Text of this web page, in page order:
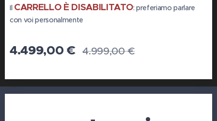
Il CARRELLO È DISABILITATO: preferiamo parlare
con voi personalmente
4.499,00 € 4.999,00€